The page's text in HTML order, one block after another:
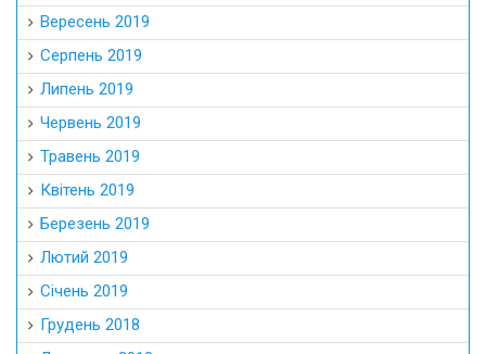
Вересень 2019
Серпень 2019
Липень 2019
Червень 2019
Травень 2019
Квітень 2019
Березень 2019
Лютий 2019
Січень 2019
Грудень 2018